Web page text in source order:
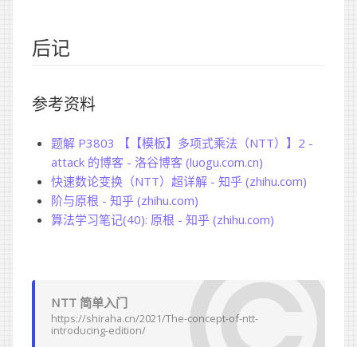
后记
参考资料
题解 P3803 【【模板】多项式乘法（NTT）】2 -
attack 的博客 - 洛谷博客 (luogu.com.cn)
快速数论变换（NTT）超详解 - 知乎 (zhihu.com)
阶与原根 - 知乎 (zhihu.com)
算法学习笔记(40): 原根 - 知乎 (zhihu.com)
NTT 简单入门
https://shiraha.cn/2021/The-concept-of-ntt-
introducing-edition/